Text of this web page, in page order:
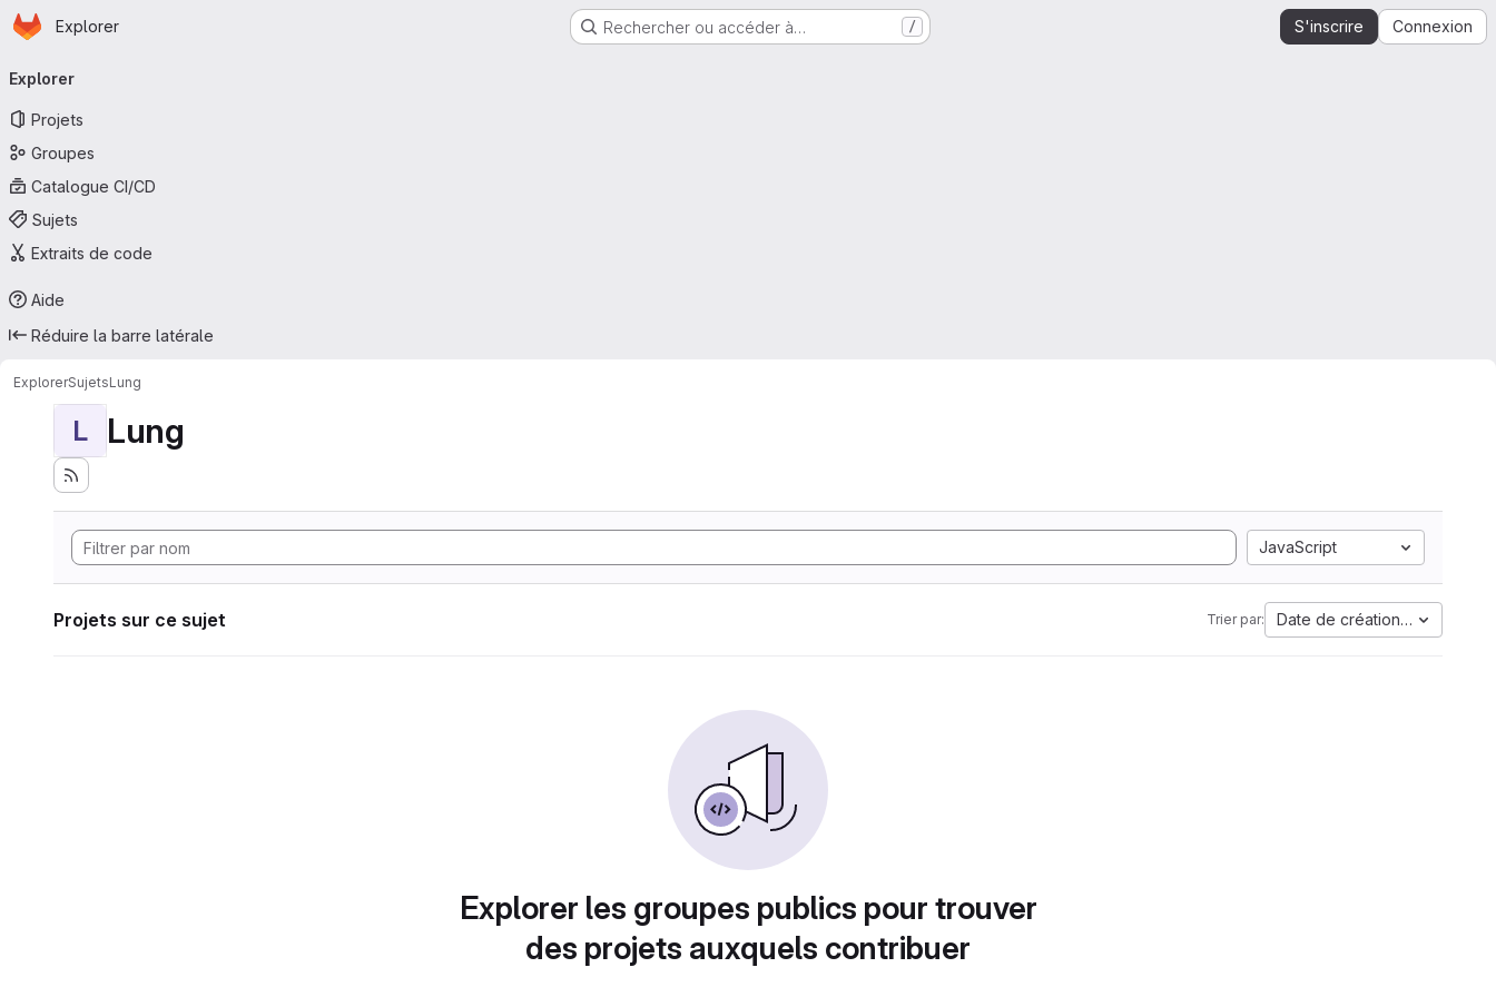
Passer au contenu principal
Page d'accueil
Explorer Rechercher ou accéder à… / S'inscrire Connexion
principale
Explorer
Projets
Groupes
Catalogue CI/CD
Sujets
Extraits de code
Aide
Réduire la barre latérale
ExplorerSujetsLung
L Lung
JavaScript
Projets sur ce sujet Trier par: Date de création la plus
Explorer les groupes publics pour trouver
des projets auxquels contribuer